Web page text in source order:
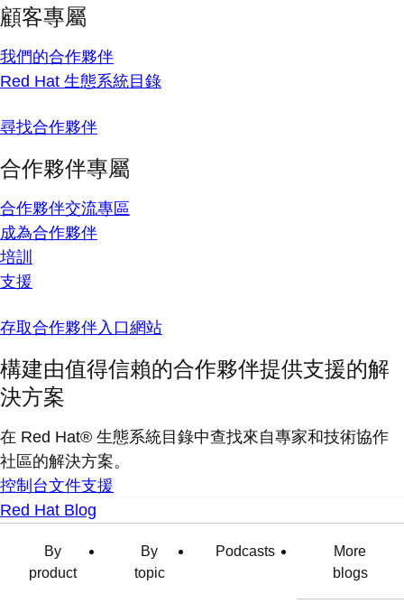
顧客專屬
我們的合作夥伴
Red Hat 生態系統目錄
尋找合作夥伴
合作夥伴專屬
合作夥伴交流專區
成為合作夥伴
培訓
支援
存取合作夥伴入口網站
構建由值得信賴的合作夥伴提供支援的解
決方案
在 Red Hat® 生態系統目錄中查找來自專家和技術協作
社區的解決方案。
控制台文件支援
Red Hat Blog
By
product
By
topic
Podcasts
More
blogs